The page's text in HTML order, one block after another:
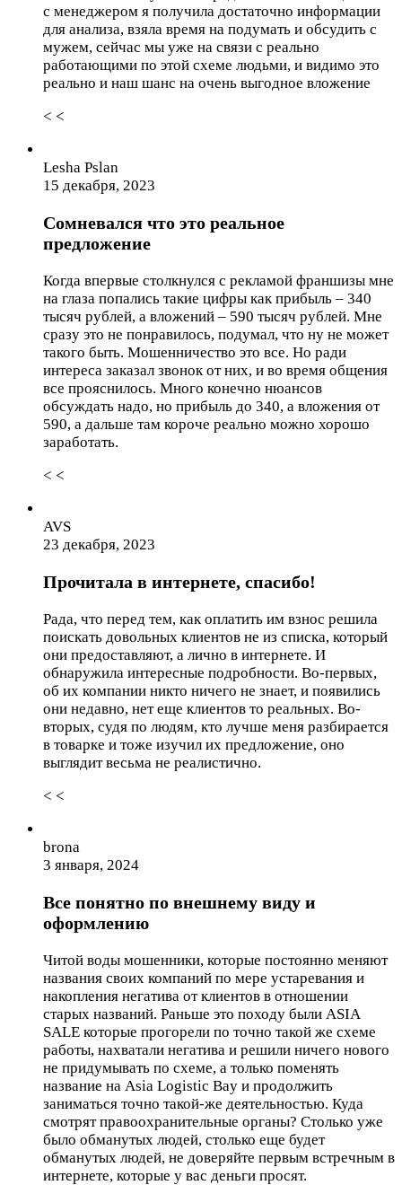
с менеджером я получила достаточно информации
для анализа, взяла время на подумать и обсудить с
мужем, сейчас мы уже на связи с реально
работающими по этой схеме людьми, и видимо это
реально и наш шанс на очень выгодное вложение
< <
Lesha Pslan
15 декабря, 2023
Сомневался что это реальное
предложение
Когда впервые столкнулся с рекламой франшизы мне
на глаза попались такие цифры как прибыль – 340
тысяч рублей, а вложений – 590 тысяч рублей. Мне
сразу это не понравилось, подумал, что ну не может
такого быть. Мошенничество это все. Но ради
интереса заказал звонок от них, и во время общения
все прояснилось. Много конечно нюансов
обсуждать надо, но прибыль до 340, а вложения от
590, а дальше там короче реально можно хорошо
заработать.
< <
AVS
23 декабря, 2023
Прочитала в интернете, спасибо!
Рада, что перед тем, как оплатить им взнос решила
поискать довольных клиентов не из списка, который
они предоставляют, а лично в интернете. И
обнаружила интересные подробности. Во-первых,
об их компании никто ничего не знает, и появились
они недавно, нет еще клиентов то реальных. Во-
вторых, судя по людям, кто лучше меня разбирается
в товарке и тоже изучил их предложение, оно
выглядит весьма не реалистично.
< <
brona
3 января, 2024
Все понятно по внешнему виду и
оформлению
Читой воды мошенники, которые постоянно меняют
названия своих компаний по мере устаревания и
накопления негатива от клиентов в отношении
старых названий. Раньше это походу были ASIA
SALE которые прогорели по точно такой же схеме
работы, нахватали негатива и решили ничего нового
не придумывать по схеме, а только поменять
название на Asia Logistic Bay и продолжить
заниматься точно такой-же деятельностью. Куда
смотрят правоохранительные органы? Столько уже
было обманутых людей, столько еще будет
обманутых людей, не доверяйте первым встречным в
интернете, которые у вас деньги просят.